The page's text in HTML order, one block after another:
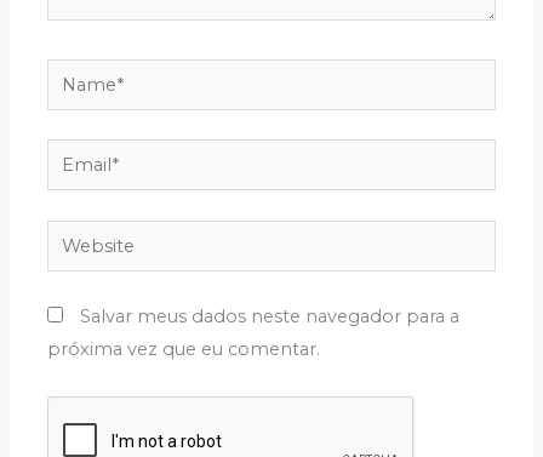
Name*
Email*
Website
Salvar meus dados neste navegador para a
próxima vez que eu comentar.